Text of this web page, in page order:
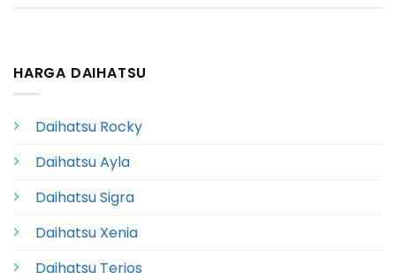
HARGA DAIHATSU
Daihatsu Rocky
Daihatsu Ayla
Daihatsu Sigra
Daihatsu Xenia
Daihatsu Terios